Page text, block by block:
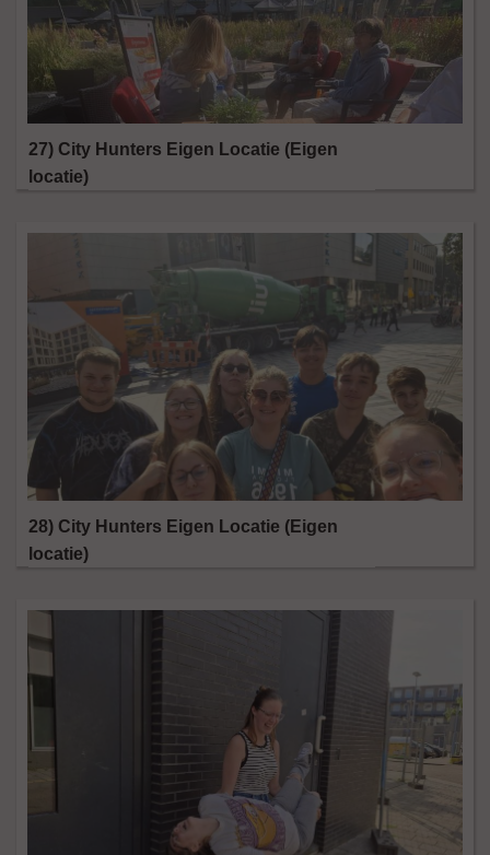
27) City Hunters Eigen Locatie (Eigen
locatie)
28) City Hunters Eigen Locatie (Eigen
locatie)